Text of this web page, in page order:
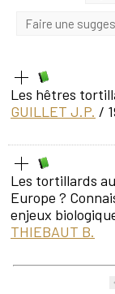
Faire une
Les hêtres
GUILLET J.P. /
Les tortillards
Europe ?
enjeux
THIEBAUT B.